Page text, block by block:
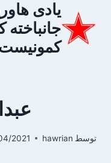
محتوا
یادی
کمونیست
توسط hawrian
2021